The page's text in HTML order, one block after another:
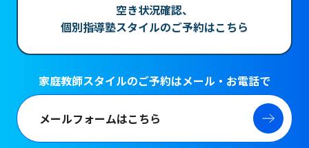
空き状況確認、
個別指導塾スタイルのご予約はこちら
家庭教師スタイルのご予約はメール・お電話で
メールフォームはこちら